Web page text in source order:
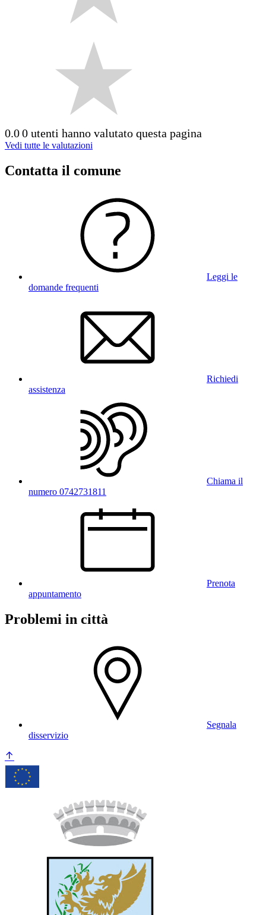
0.00 utenti hanno valutato questa pagina
Vedi tutte le valutazioni
Contatta il comune
Leggi le
domande frequenti
Richiedi
assistenza
Chiama il
numero 0742731811
Prenota
appuntamento
Problemi in città
Segnala
disservizio